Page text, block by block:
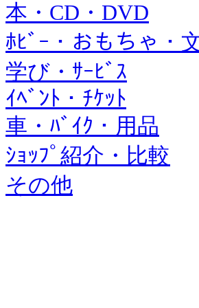
本・CD・DVD
ﾎﾋﾞｰ・おもちゃ・
学び・ｻｰﾋﾞｽ
ｲﾍﾞﾝﾄ・ﾁｹｯﾄ
車・ﾊﾞｲｸ・用品
ｼｮｯﾌﾟ紹介・比較
その他